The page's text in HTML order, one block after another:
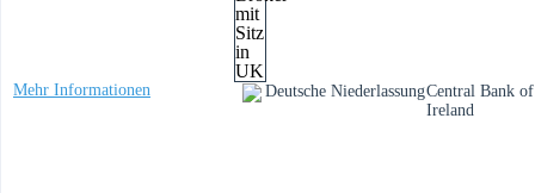
Mehr Informationen Deutsche NiederlassungCentral Bank of
Ireland